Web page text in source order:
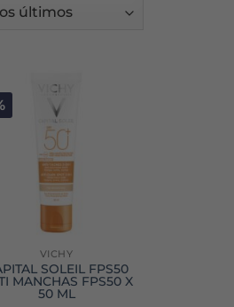
VICHY
SOLEIL FPS50
MANCHAS FPS50 X
50 ML